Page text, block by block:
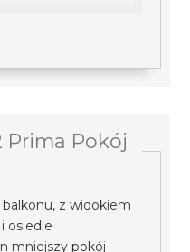
Prima Pokój
z widokiem
osiedle
mniejszy pokój